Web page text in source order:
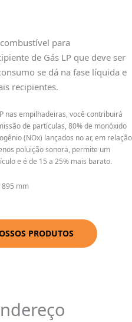
para
de Gás LP que deve ser
se dá na fase líquida e
recipientes.
nas empilhadeiras, você contribuirá
de partículas, 80% de monóxido
(NOx) lançados no ar, em relação
poluição sonora, permite um
e é de 15 a 25% mais barato.
mm
PRODUTOS